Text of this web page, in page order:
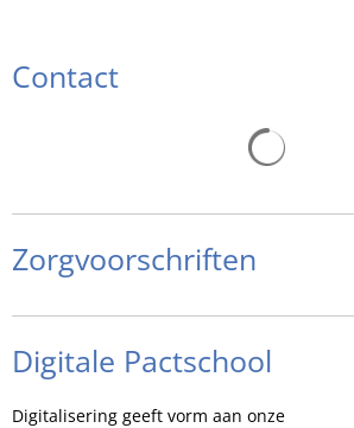
Contact
Zorgvoorschriften
Digitale Pactschool
Digitalisering geeft vorm aan onze